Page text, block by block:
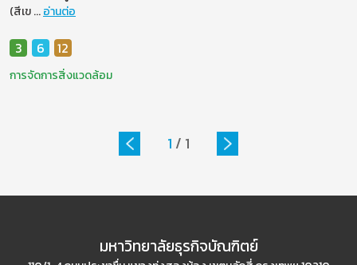
(สีเข...อ่านต่อ
3 6 12
การจัดการสิ่งแวดล้อม
1 / 1
มหาวิทยาลัยธุรกิจบัณฑิตย์